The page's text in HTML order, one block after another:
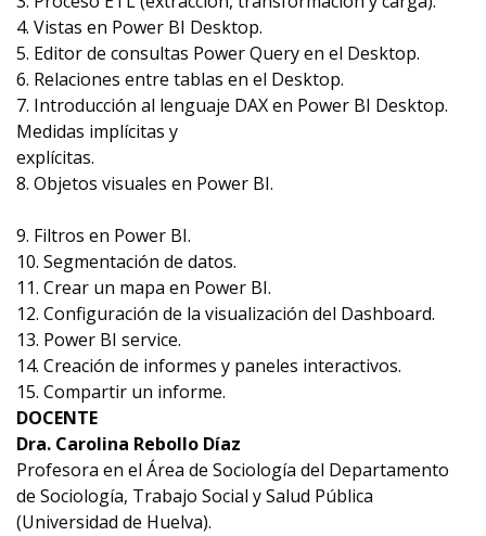
4. Vistas en Power BI Desktop.
5. Editor de consultas Power Query en el Desktop.
6. Relaciones entre tablas en el Desktop.
7. Introducción al lenguaje DAX en Power BI Desktop.
Medidas implícitas y
explícitas.
8. Objetos visuales en Power BI.
9. Filtros en Power BI.
10. Segmentación de datos.
11. Crear un mapa en Power BI.
12. Configuración de la visualización del Dashboard.
13. Power BI service.
14. Creación de informes y paneles interactivos.
15. Compartir un informe.
DOCENTE
Dra. Carolina Rebollo Díaz
Profesora en el Área de Sociología del Departamento
de Sociología, Trabajo Social y Salud Pública
(Universidad de Huelva).